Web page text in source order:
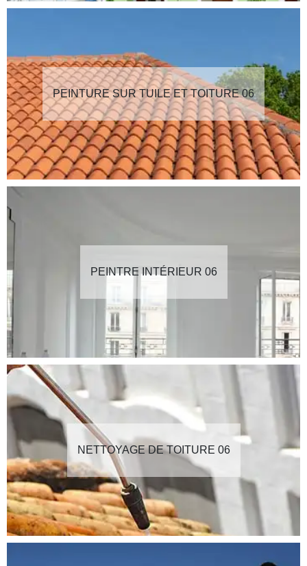
PEINTURE SUR TUILE ET TOITURE 06
PEINTRE INTÉRIEUR 06
NETTOYAGE DE TOITURE 06